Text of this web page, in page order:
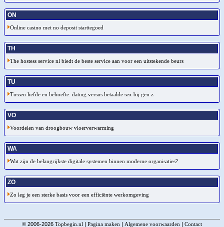
ON
Online casino met no deposit starttegoed
TH
The hostess service nl biedt de beste service aan voor een uitstekende beurs
TU
Tussen liefde en behoefte: dating versus betaalde sex bij gen z
VO
Voordelen van droogbouw vloerverwarming
WA
Wat zijn de belangrijkste digitale systemen binnen moderne organisaties?
ZO
Zo leg je een sterke basis voor een efficiënte werkomgeving
© 2006-2026 Topbegin.nl | Pagina maken | Algemene voorwaarden | Contact